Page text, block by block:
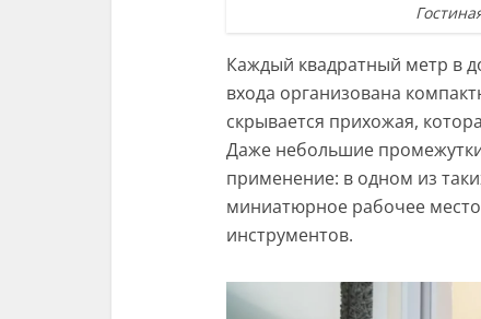
Каждый квадратный метр в
входа организована
скрывается прихожая,
Даже небольшие
применение: в одном из
миниатюрное рабочее
инструментов.